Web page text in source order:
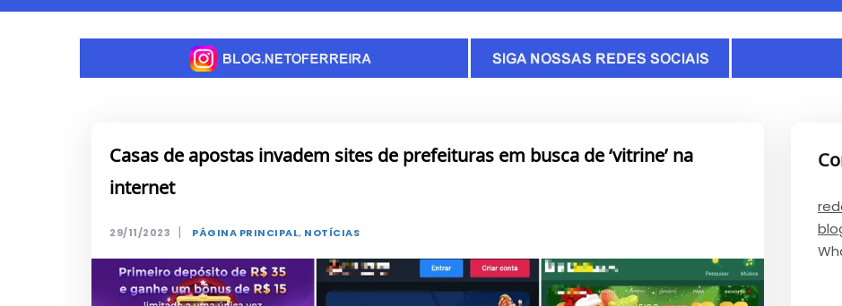
Casas de apostas invadem sites de prefeituras em busca de ‘vitrine’ na
internet
29/11/2023 | PÁGINA PRINCIPAL, NOTÍCIAS